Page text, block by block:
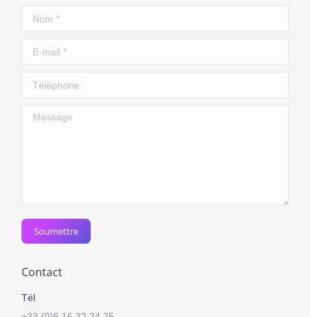
Nom *
E-mail *
Téléphone
Message
Soumettre
Contact
Tél